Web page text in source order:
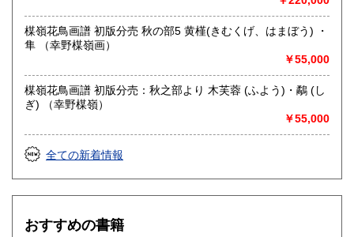
総記、歴史、社会科学、美術工芸、国語国文、古典籍、趣
味、古書一般（その他）
浮世絵、木版画、古典籍、一般書籍
楳嶺花鳥画譜 初版分売 秋の部5 黄槿(きむくげ、はまぼう) ・
隼 （幸野楳嶺画）
￥55,000
楳嶺花鳥画譜 初版分売：秋之部より 木芙蓉 (ふよう)・鷸 (し
ぎ) （幸野楳嶺）
￥55,000
全ての新着情報
おすすめの書籍